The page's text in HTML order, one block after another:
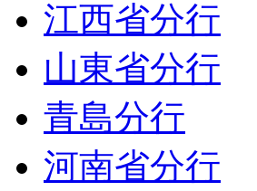
江西省分行
山東省分行
青島分行
河南省分行